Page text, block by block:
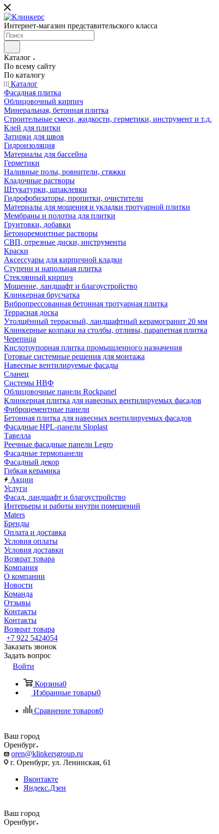
Интернет-магазин представительского класса
Каталог
По всему сайту
По каталогу
Каталог
Фасадная плитка
Облицовочный кирпич
Минеральная, бетонная плитка
Строительные смеси, жидкости, герметики, инструмент и т.д.
Клей для плитки
Затирки для швов
Гидроизоляция
Материалы для бассейна
Герметики
Наливные полы, ровнители, стяжки
Кладочные растворы
Штукатурки, шпаклевки
Гидрофобизаторы, пропитки, очистители
Материалы для мощения и укладки тротуарной плитки
Мембраны и полотна для плитки
Грунтовки, добавки
Бетоноремонтные растворы
СВП, отрезные диски, инструменты
Краски
Аксессуары для кирпичной кладки
Ступени и напольная плитка
Cтеклянный кирпич
Мощение, ландшафт и благоустройство
Клинкерная брусчатка
Вибропрессованная бетонная тротуарная плитка
Террасная доска
Утолщённый террасный, ландшафтный керамогранит 20 мм
Клинкерные колпаки на столбы, отливы, парапетная плитка
Черепица
Кислотоупорная плитка промышленного назначения
Готовые системные решения для монтажа
Навесные вентилируемые фасады
Сланец
Системы НВФ
Облицовочные панели Rockpanel
Клинкерная плитка для навесных вентилируемых фасадов
Фиброцементные панели
Бетонная плитка для навесных вентилируемых фасадов
Фасадные HPL-панели Sloplast
Тавелла
Реечные фасадные панели Legro
Фасадные термопанели
Фасадный декор
Гибкая керамика
Акции
Услуги
Фасад, ландшафт и благоустройство
Интерьеры и работы внутри помещений
Maters
Бренды
Оплата и доставка
Условия оплаты
Условия доставки
Возврат товара
Компания
О компании
Новости
Команда
Отзывы
Контакты
Контакты
Возврат товара
+7 922 5424054
Заказать звонок
Задать вопрос
Войти
Корзина0
Избранные товары0
Сравнение товаров0
Ваш город
Оренбург
oren@klinkersgroup.ru
г. Оренбург, ул. Ленинская, 61
Вконтакте
Яндекс.Дзен
Ваш город
Оренбург